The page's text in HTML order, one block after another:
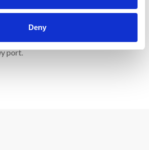
Deny
przewód będzie pasował
port LP (o średnicy 11 mm). Dzięki
że podepniesz zestaw A/C FIX
port.